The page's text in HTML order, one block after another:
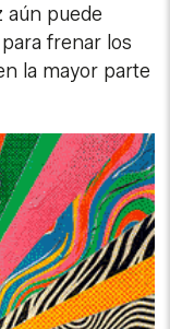
aún puede
frenar los
la mayor parte